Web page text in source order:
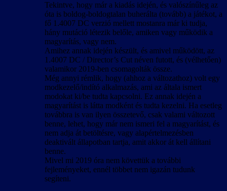
próbálkozáskor hirtelen „növeszt” még 3 sornyi szöveget, amik azt
megelőzően még sosem hangzottak el ott, az azért elég „vicces” tud
lenni, és cseppet sem segíti a tempós haladást.
Így az indokoltnál sokkal tovább tartott, mire mindezeken átküzdve
magunkat sikerült végre eljutnunk egy többé-kevésbé befejezettnek
tekinthető állapothoz. Befejezettnek tekinthető, de valószínűleg nem
teljes, mivel több olyan dolog van, leginkább feliratozás terén,
amiről gyanítjuk, hogy valahol benne kellene lennie a játékban, de
mivel észszerű mértékű idő- és munkaráfordítással nem tudtuk
előidézni, ezért vagy teljesen kihagytuk, vagy alapértelmezett
beállításokkal fog megjelenítődni, nem feltétlenül a hangforráshoz
illeszkedő névvel és ikonnal, ha valakinél mégis előkerül.
A magyar szöveg a játék 1.3002-es változata
alapján készült.
Mivel a magyar szöveg csak felületesen került
tesztelésre, előfordulhatnak hiányosságok, pl.
nem teljesen illeszkedő párbeszédek,
kezelőelemekből kilógó szövegek stb. Ezek
mellett a játék maga is tartalmaz hibákat, pl.
adatfájlokba “bedrótozott” angol szövegek,
hibás szövegelem-azonosítók stb., melyek
miatt egyes szövegek angolul, vagy egyáltalán
nem jelennek meg. Ezek felderítéséről és
lehetőség szerinti javításáról későbbi
időpontban intézkedünk.
Tekintve, hogy már a kiadás idején, és valószínűleg az
óta is boldog-boldogtalan buherálta (tovább) a játékot, a
fő 1.4007 DC verzió mellett mostanra már ki tudja,
hány mutáció létezik belőle, amiken vagy működik a
magyarítás, vagy nem.
Amihez annak idején készült, és amivel működött, az
1.4007 DC / Director’s Cut néven futott, és (vélhetően)
valamikor 2019-ben csomagolták össze.
Még annyi rémlik, hogy (ahhoz a változathoz) volt egy
modkezelő/indító alkalmazás, ami az általa ismert
modokat ki/be tudta kapcsolni. Ez annak idején a
magyarítást is látta modként és tudta kezelni. Ha esetleg
továbbra is van ilyen összetevő, csak valami változott
benne, lehet, hogy már nem ismeri fel a magyarítást, és
nem adja át betöltésre, vagy alapértelmezésben
deaktivált állapotban tartja, amit akkor át kell állítani
benne.
Mivel mi 2019 óra nem követtük a további
fejleményeket, ennél többet nem igazán tudunk
segíteni.